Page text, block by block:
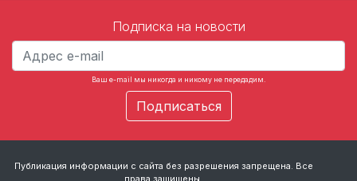
Подписка на новости
Ваш e-mail мы никогда и никому не передадим.
Публикация информации с сайта без разрешения запрещена. Все
права защищены.